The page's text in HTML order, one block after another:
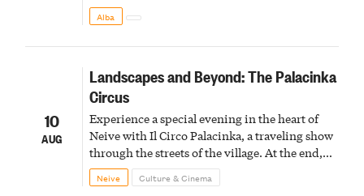
Alba
10
AUG
Landscapes and Beyond: The Palacinka
Circus
Experience a special evening in the heart of
Neive with Il Circo Palacinka, a traveling show
through the streets of the village. At the end,
Cascina Fonda Winery will offer a tasting of
two sparkling wines.
Neive Culture & Cinema